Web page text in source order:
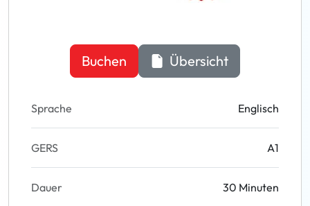
Buchen Übersicht
Sprache Englisch
GERS A1
Dauer 30 Minuten